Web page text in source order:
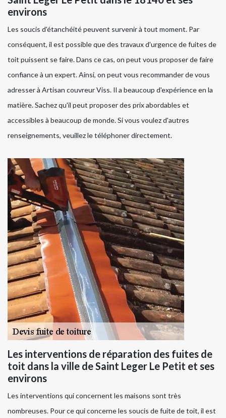
environs
Les soucis d'étanchéité peuvent survenir à tout moment. Par
conséquent, il est possible que des travaux d'urgence de fuites de
toit puissent se faire. Dans ce cas, on peut vous proposer de faire
confiance à un expert. Ainsi, on peut vous recommander de vous
adresser à Artisan couvreur Viss. Il a beaucoup d'expérience en la
matière. Sachez qu'il peut proposer des prix abordables et
accessibles à beaucoup de monde. Si vous voulez d'autres
renseignements, veuillez le téléphoner directement.
Les interventions de réparation des fuites de
toit dans la ville de Saint Leger Le Petit et ses
environs
Les interventions qui concernent les maisons sont très
nombreuses. Pour ce qui concerne les soucis de fuite de toit, il est